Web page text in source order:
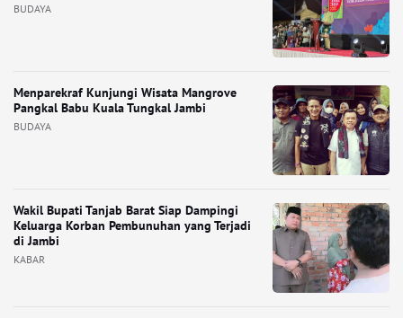
BUDAYA
Menparekraf Kunjungi Wisata Mangrove
Pangkal Babu Kuala Tungkal Jambi
BUDAYA
Wakil Bupati Tanjab Barat Siap Dampingi
Keluarga Korban Pembunuhan yang Terjadi
di Jambi
KABAR